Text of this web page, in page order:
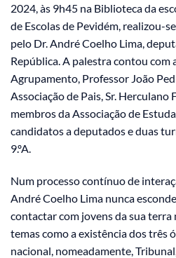
2024, às 9h45 na Biblioteca da
de Escolas de Pevidém, realizou-
pelo Dr. André Coelho Lima,
República. A palestra contou com
Agrupamento, Professor João
Associação de Pais, Sr. Herculano
membros da Associação de
candidatos a deputados e duas
9.ºA.
Num processo contínuo de
André Coelho Lima nunca
contactar com jovens da sua
temas como a existência dos três
nacional, nomeadamente,